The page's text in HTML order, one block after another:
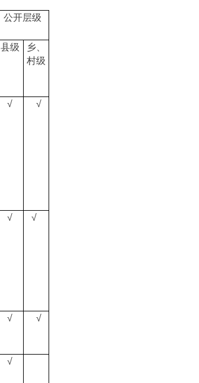
公开层级
县级
乡、
村级
√ √
√ √
√ √
√